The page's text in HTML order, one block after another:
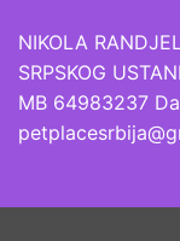
NIKOLA
SRPSKOG
MB 64983237